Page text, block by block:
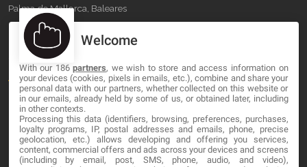
Palma de Mallorca, Baleares
OUR COMPANY
About
Blog
Contact
LEGAL
Welcome
With our 186partners, we wish to store and access information on
your devices (cookies, pixels in emails, etc.), combine and share your
personal data with our partners, whether collected on this website or
in our emails, already held by some of us, or obtained later, including
in other contexts.
Processing this data (identifiers, browsing, preferences, purchases,
loyalty programs, IP, postal addresses and emails, phone, precise
geolocation, etc.) allows developing and offering you services,
content, commercial offers and ads across your devices and screens
(including by email, post, SMS, phone, audio, and video),